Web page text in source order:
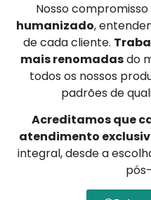
Nosso
humanizado,
de cada cliente.
mais renomadasdo
todos os nossos
padrões de
Acreditamos que
atendimento
integral, desde a